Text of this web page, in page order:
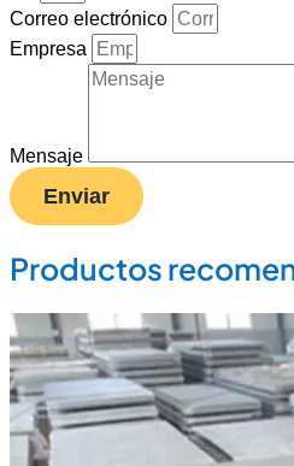
Correo electrónico
Empresa
Mensaje
Enviar
Productos